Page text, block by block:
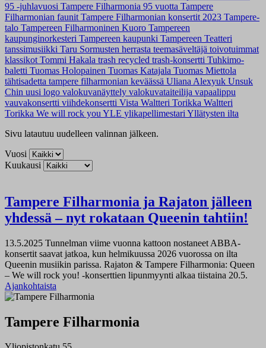
95 -juhlavuosi Tampere Filharmonia 95 vuotta Tampere
Filharmonian faunit Tampere Filharmonian konsertit 2023 Tampere-
talo Tampereen Filharmoninen Kuoro Tampereen
kaupunginorkesteri Tampereen kaupunki Tampereen Teatteri
tanssimusiikki Taru Sormusten herrasta teemasäveltäjä toivotuimmat
klassikot Tommi Hakala trash recycled trash-konsertti Tuhkimo-
baletti Tuomas Holopainen Tuomas Katajala Tuomas Miettola
tähtisadetta tampere filharmonian keväässä Uliana Alexyuk Unsuk
Chin uusi logo valokuvanäyttely valokuvataiteilija vapaalippu
vauvakonsertti viihdekonsertti Vista Waltteri Torikka Waltteri
Torikka We will rock you YLE ylikapellimestari Yllätysten ilta
Sivu latautuu uudelleen valinnan jälkeen.
Vuosi
Kuukausi
Tampere Filharmonia ja Rajaton jälleen
yhdessä – nyt rokataan Queenin tahtiin!
13.5.2025 Tunnelman viime vuonna kattoon nostaneet ABBA-
konsertit saavat jatkoa, kun helmikuussa 2026 vuorossa on ilta
Queenin musiikin parissa. Rajaton & Tampere Filharmonia: Queen
– We will rock you! -konserttien lipunmyynti alkaa tiistaina 20.5.
Ajankohtaista
Tampere Filharmonia